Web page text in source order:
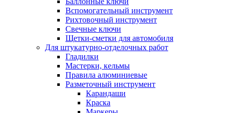
Вспомогательный инструмент
Рихтовочный инструмент
Свечные ключи
Щетки-сметки для автомобиля
Для штукатурно-отделочных работ
Гладилки
Мастерки, кельмы
Правила алюминиевые
Разметочный инструмент
Карандаши
Краска